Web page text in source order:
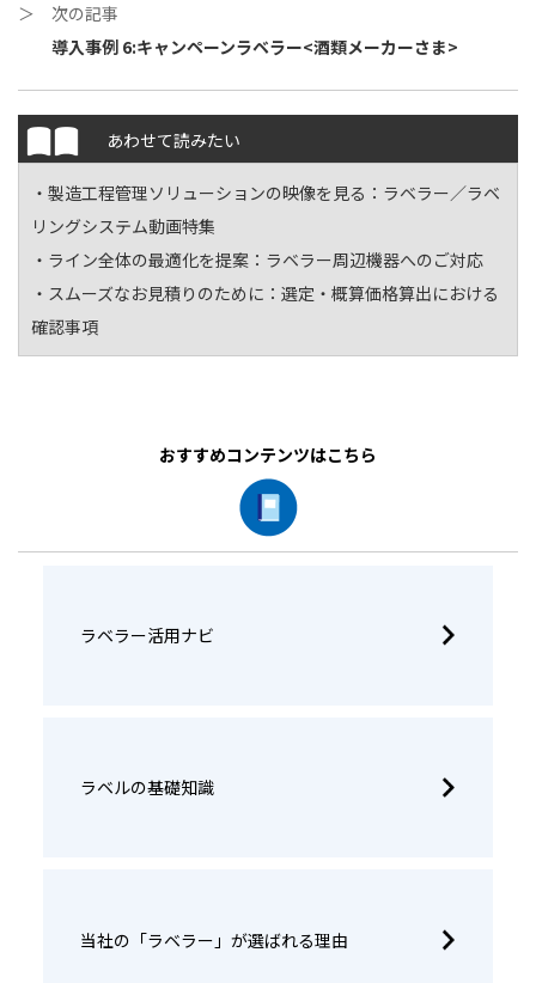
＞ 次の記事
導入事例 6:キャンペーンラベラー<酒類メーカーさま>
あわせて読みたい
・製造工程管理ソリューションの映像を見る： ラベラー／ラベ
リングシステム動画特集
・ライン全体の最適化を提案： ラベラー周辺機器へのご対応
・スムーズなお見積りのために： 選定・概算価格算出における
確認事項
おすすめコンテンツはこちら
ラベラー活用ナビ
ラベルの基礎知識
当社の「ラベラー」が選ばれる理由